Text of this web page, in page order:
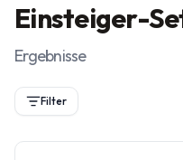
Einsteiger-
Ergebnisse
Filter